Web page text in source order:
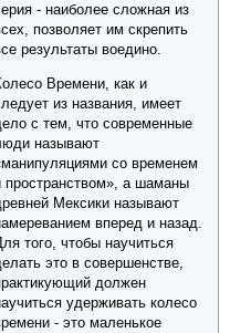
- наиболее сложная из
позволяет им скрепить
результаты воедино.
Времени, как и
из названия, имеет
с тем, что современные
называют
со временем
пространством», а шаманы
Мексики называют
вперед и назад.
того, чтобы научиться
это в совершенстве,
должен
удерживать колесо
- это маленькое